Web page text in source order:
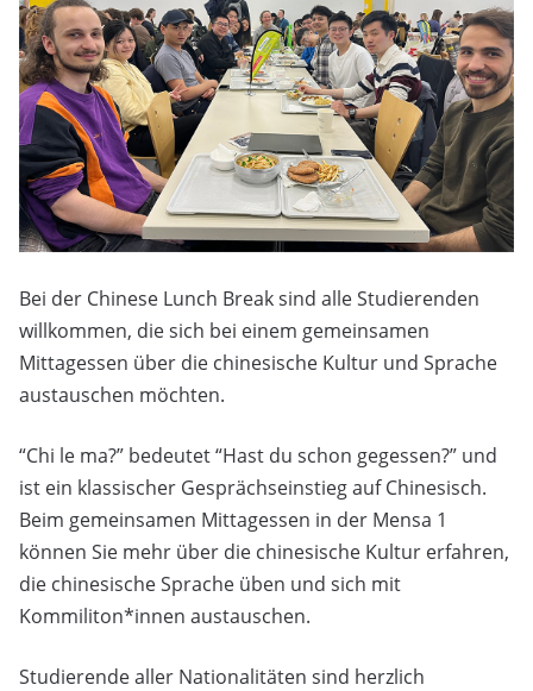
Bei der Chinese Lunch Break sind alle Studierenden
willkommen, die sich bei einem gemeinsamen
Mittagessen über die chinesische Kultur und Sprache
austauschen möchten.
“Chi le ma?” bedeutet “Hast du schon gegessen?” und
ist ein klassischer Gesprächseinstieg auf Chinesisch.
Beim gemeinsamen Mittagessen in der Mensa 1
können Sie mehr über die chinesische Kultur erfahren,
die chinesische Sprache üben und sich mit
Kommiliton*innen austauschen.
Studierende aller Nationalitäten sind herzlich